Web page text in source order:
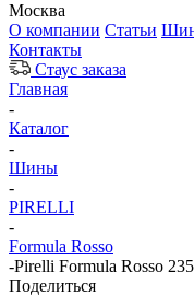
Москва
О компании Статьи
Контакты
Стаус заказа
Главная
-
Каталог
-
Шины
-
PIRELLI
-
Formula Rosso
-Pirelli Formula Rosso
Поделиться